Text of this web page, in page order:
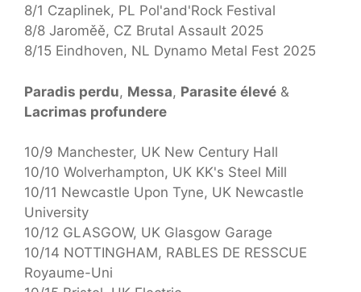
8/1 Czaplinek, PL Pol'and'Rock Festival
8/8 Jaroměě, CZ Brutal Assault 2025
8/15 Eindhoven, NL Dynamo Metal Fest 2025
Paradis perdu, Messa, Parasite élevé &
Lacrimas profundere
10/9 Manchester, UK New Century Hall
10/10 Wolverhampton, UK KK's Steel Mill
10/11 Newcastle Upon Tyne, UK Newcastle
University
10/12 GLASGOW, UK Glasgow Garage
10/14 NOTTINGHAM, RABLES DE RESSCUE
Royaume-Uni